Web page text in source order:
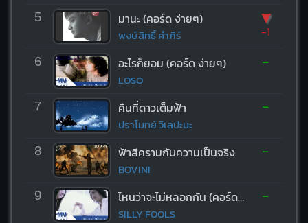
5 มานะ (คอร์ด ง่ายๆ)
พงษ์สิทธิ์ คำภีร์
▼
-1
6 อะไรก็ยอม (คอร์ด ง่ายๆ)
LOSO
-
7 คืนที่ดาวเต็มฟ้า
ปราโมทย์ วิเลปะนะ
-
8 ฟ้าสีครามกับความเป็นจริง
BOVINI
-
9 ไหนว่าจะไม่หลอกกัน (คอร์ด ง่ายๆ)
SILLY FOOLS
-